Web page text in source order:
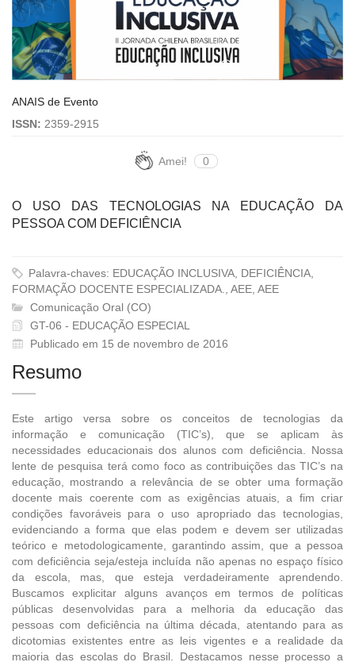
ANAIS de Evento
ISSN: 2359-2915
Amei! 0
O USO DAS TECNOLOGIAS NA EDUCAÇÃO DA
PESSOA COM DEFICIÊNCIA
Palavra-chaves: EDUCAÇÃO INCLUSIVA, DEFICIÊNCIA,
FORMAÇÃO DOCENTE ESPECIALIZADA., AEE, AEE
Comunicação Oral (CO)
GT-06 - EDUCAÇÃO ESPECIAL
Publicado em 15 de novembro de 2016
Resumo
Este artigo versa sobre os conceitos de tecnologias da
informação e comunicação (TIC’s), que se aplicam às
necessidades educacionais dos alunos com deficiência. Nossa
lente de pesquisa terá como foco as contribuições das TIC’s na
educação, mostrando a relevância de se obter uma formação
docente mais coerente com as exigências atuais, a fim criar
condições favoráveis para o uso apropriado das tecnologias,
evidenciando a forma que elas podem e devem ser utilizadas
teórico e metodologicamente, garantindo assim, que a pessoa
com deficiência seja/esteja incluída não apenas no espaço físico
da escola, mas, que esteja verdadeiramente aprendendo.
Buscamos explicitar alguns avanços em termos de políticas
públicas desenvolvidas para a melhoria da educação das
pessoas com deficiência na última década, atentando para as
dicotomias existentes entre as leis vigentes e a realidade da
maioria das escolas do Brasil. Destacamos nesse processo a